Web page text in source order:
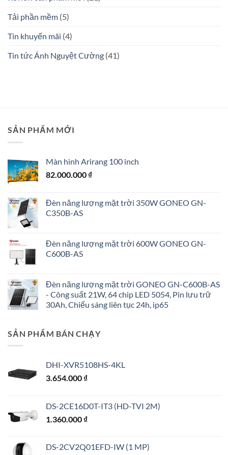
Tải phần mềm (5)
Tin khuyến mãi (4)
Tin tức Ánh Nguyệt Cường (41)
SẢN PHẨM MỚI
Màn hình Arirang 100 inch
82.000.000 ₫
Đèn năng lượng mặt trời 350W GONEO GN-
C350B-AS
Đèn năng lượng mặt trời 600W GONEO GN-
C600B-AS
Đèn năng lượng mặt trời GONEO GN-C600B-AS
- Công suất 21W, 64 chip LED 5054, Pin lưu trữ
30Ah, Chiếu sáng liên tục 24h, ip65
SẢN PHẨM BÁN CHẠY
DHI-XVR5108HS-4KL
3.654.000 ₫
DS-2CE16D0T-IT3 (HD-TVI 2M)
1.360.000 ₫
DS-2CV2Q01EFD-IW (1 MP)